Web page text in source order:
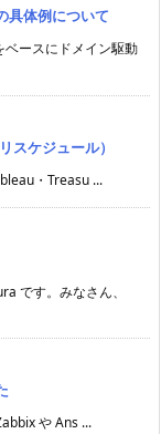
具体例について
ースにドメイン駆動
ケジュール）
・Treasu ...
です。みなさん、
や Ans ...